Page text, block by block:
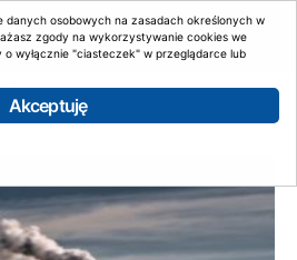
osobowych na zasadach określonych w
zgody na wykorzystywanie cookies we
wyłącznie "ciasteczek" w przeglądarce lub
Akceptuję